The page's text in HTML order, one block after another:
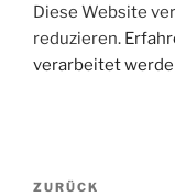
Diese Website
reduzieren.
verarbeitet
Vorheriger
ZURÜCK